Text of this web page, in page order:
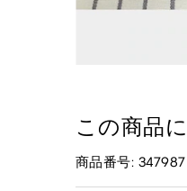
この商品
商品番号: 347987